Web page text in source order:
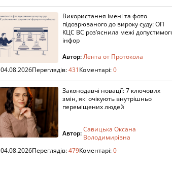
Використання імені та фото
підозрюваного до вироку суду: ОП
КЦС ВС роз’яснила межі
інфор
Автор:Лента от Протокола
04.08.2026Переглядів:431Коментарі:0
Законодавчі новації: 7 ключових
змін, які очікують внутрішньо
переміщених людей
Автор:Савицька Оксана
Володимирівна
04.08.2026Переглядів:479Коментарі:0